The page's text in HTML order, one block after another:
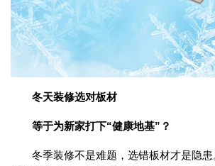
冬天装修选对板材
等于为新家打下“健康地基”？
冬季装修不是难题，选错板材才是隐